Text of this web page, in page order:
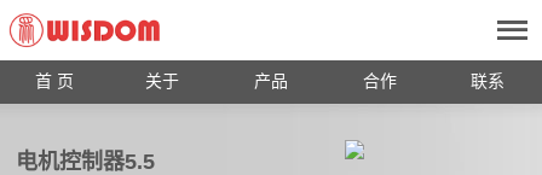
首 页 关于 产品 合作 联系
电机控制器5.5